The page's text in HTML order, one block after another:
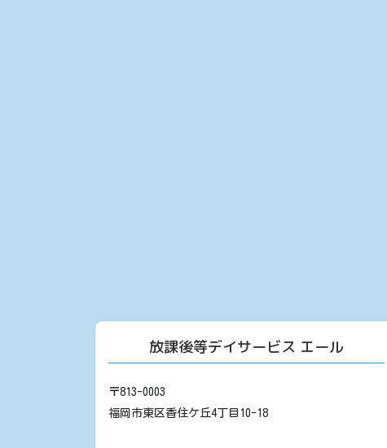
放課後等デイサービス エール
〒813-0003
福岡市東区香住ケ丘4丁目10-18